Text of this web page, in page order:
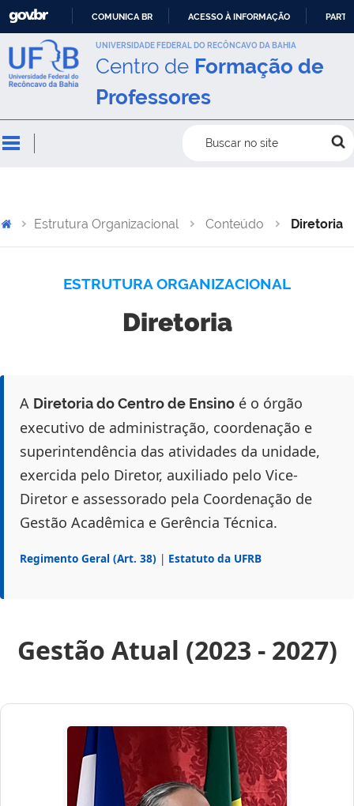
IR
PARA
CONTEÚDO
COMUNICA BR ACESSO À INFORMAÇÃO
UNIVERSIDADE FEDERAL DO RECÔNCAVO DA BAHIA
Centro de Formação de
Professores
Buscar no site
Estrutura Organizacional Conteúdo Diretoria
ESTRUTURA ORGANIZACIONAL
Diretoria
A Diretoria do Centro de Ensino é o órgão
executivo de administração, coordenação e
superintendência das atividades da unidade,
exercida pelo Diretor, auxiliado pelo Vice-
Diretor e assessorado pela Coordenação de
Gestão Acadêmica e Gerência Técnica.
Regimento Geral (Art. 38) | Estatuto da UFRB
Gestão Atual (2023 - 2027)